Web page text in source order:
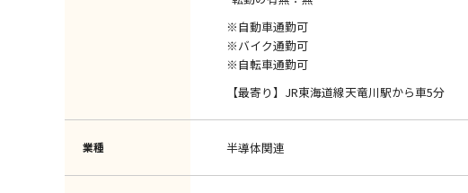
※自動車通勤可
※バイク通勤可
※自転車通勤可
【最寄り】JR東海道線天竜川駅から車5分
業種 半導体関連